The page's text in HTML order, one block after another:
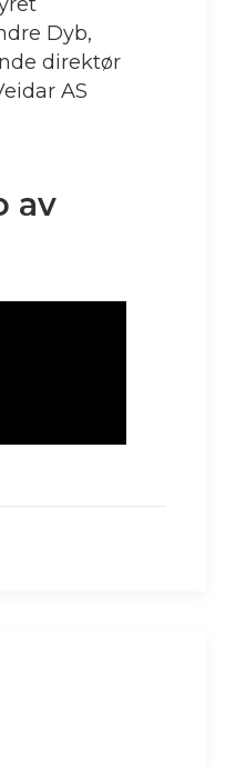
Dyb,
direktør
AS
av